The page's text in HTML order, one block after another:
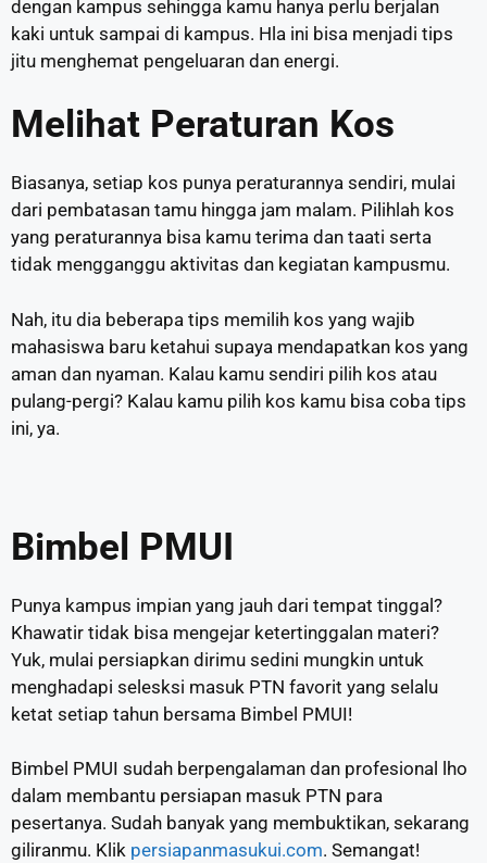
dengan kampus sehingga kamu hanya perlu berjalan
kaki untuk sampai di kampus. Hla ini bisa menjadi tips
jitu menghemat pengeluaran dan energi.
Melihat Peraturan Kos
Biasanya, setiap kos punya peraturannya sendiri, mulai
dari pembatasan tamu hingga jam malam. Pilihlah kos
yang peraturannya bisa kamu terima dan taati serta
tidak mengganggu aktivitas dan kegiatan kampusmu.
Nah, itu dia beberapa tips memilih kos yang wajib
mahasiswa baru ketahui supaya mendapatkan kos yang
aman dan nyaman. Kalau kamu sendiri pilih kos atau
pulang-pergi? Kalau kamu pilih kos kamu bisa coba tips
ini, ya.
Bimbel PMUI
Punya kampus impian yang jauh dari tempat tinggal?
Khawatir tidak bisa mengejar ketertinggalan materi?
Yuk, mulai persiapkan dirimu sedini mungkin untuk
menghadapi selesksi masuk PTN favorit yang selalu
ketat setiap tahun bersama Bimbel PMUI!
Bimbel PMUI sudah berpengalaman dan profesional lho
dalam membantu persiapan masuk PTN para
pesertanya. Sudah banyak yang membuktikan, sekarang
giliranmu. Klik persiapanmasukui.com. Semangat!